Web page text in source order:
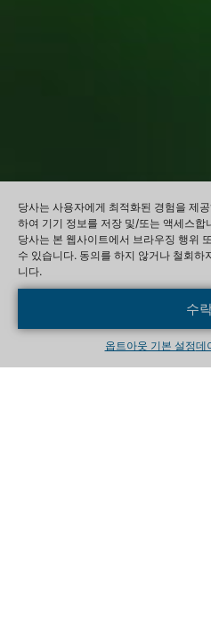
당사는 사용자에게 최적화된 경험을 제
하여 기기 정보를 저장 및/또는 액세스
당사는 본 웹사이트에서 브라우징 행위
수 있습니다. 동의를 하지 않거나 철회하
니다.
수
옵트아웃 기본 설정데